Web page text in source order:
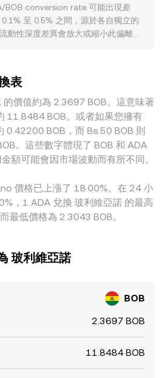
件亦不可忽視：例如美國對 ADA 是
平台上幣或下架動態、各司法管轄區
新，均可能帶來即時波動。技術面
動，進一步影響 ADA/BOB 的
可用基礎算式表示：若已知
Value = ADA Amount × rate；反
Value / rate。實務上，很多報價會先
的 AMM（例如以常見的 x × y = k 定
中兩資產儲備的比例決定即時價格，
price = y/x 觀察；當大額交易改變儲
線滑動，這些鏈上價格又會間接影響
，最終體現在 ADA/BOB 的
BOB conversion rate 可能出現差
至 0.5% 之間，源於各自獨立的
動性深度差異會放大或縮小此偏離：
入出金管制與法規審視節奏，可能
於許多平台的 ADA 報價以穩定幣為
透過 ADA/USDT 與法幣路徑折算到
rate 受 USDT 基差影響。此
作用，但受限於手續費、轉鏈時間、
幣通道效率，無法瞬時消除所有差
的 ADA/BOB conversion rate 仍可
表
價值約為 2.3697 BOB。這意味著
11.8484 BOB。或者如果您擁有
0.42200 BOB，而 Bs.50 BOB 則
。這些數字體現了 BOB 和 ADA
額可能會因市場波動而有所不同。
價格已上漲了 18.00%。在 24 小
，1 ADA 兌換 玻利維亞諾 的最高
最低價格為 2.3043 BOB。
玻利維亞諾
BOB
2.3697 BOB
11.8484 BOB